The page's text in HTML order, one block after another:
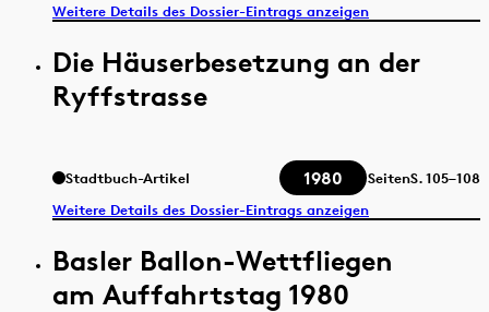
Weitere Details des Dossier-Eintrags anzeigen
Die Häuserbesetzung an der
Ryffstrasse
Stadtbuch-Artikel 1980 SeitenS.105–108
Weitere Details des Dossier-Eintrags anzeigen
Basler Ballon-Wettfliegen
am Auffahrtstag 1980